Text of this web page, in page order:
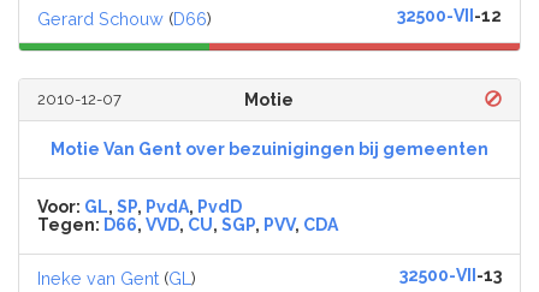
Gerard Schouw (D66) 32500-VII -12
2010-12-07 Motie
Motie Van Gent over bezuinigingen bij gemeenten
Voor: GL, SP, PvdA, PvdD
Tegen: D66, VVD, CU, SGP, PVV, CDA
Ineke van Gent (GL ) 32500-VII -13